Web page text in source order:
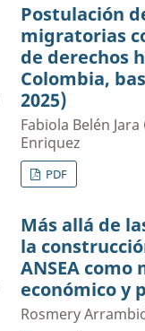
Postulación
migratorias
de derechos
Colombia,
2025)
Fabiola Belén
Enriquez
PDF
Más allá de
la
ANSEA
económico y
Rosmery